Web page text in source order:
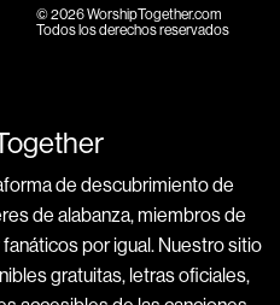
© 2026 WorshipTogether.com
Todos los derechos reservados
de descubrimiento de
de alabanza, miembros de
por igual. Nuestro sitio
gratuitas, letras oficiales,